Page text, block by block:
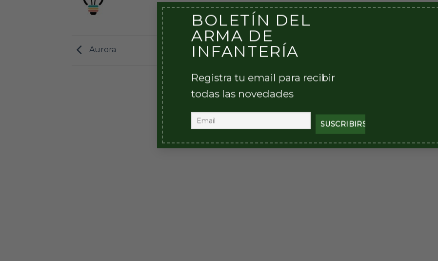
BOLETÍN DEL
ARMA DE
INFANTERÍA
Registra tu email para recibir
todas las novedades
Aurora